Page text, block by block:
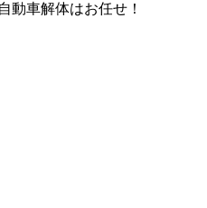
車解体はお任せ！